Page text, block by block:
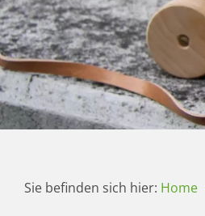
Sie befinden sich hier: Home